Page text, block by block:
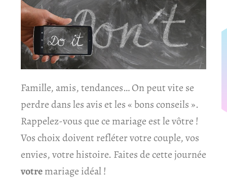
Famille, amis, tendances… On peut vite se
perdre dans les avis et les « bons conseils ».
Rappelez-vous que ce mariage est le vôtre !
Vos choix doivent refléter votre couple, vos
envies, votre histoire. Faites de cette journée
votremariage idéal !